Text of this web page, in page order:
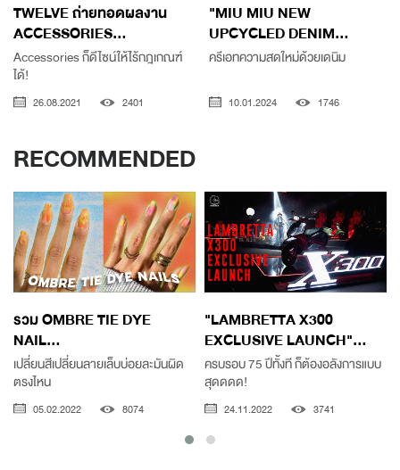
TWELVE ถ่ายทอดผลงาน
ACCESSORIES...
Accessories ก็ดีไซน์ให้ไร้กฎเกณฑ์
ได้!
26.08.2021 2401
"MIU MIU NEW
UPCYCLED DENIM...
ครีเอทความสดใหม่ด้วยเดนิม
10.01.2024 1746
RECOMMENDED
รวม OMBRE TIE DYE
NAIL...
เปลี่ยนสีเปลี่ยนลายเล็บบ่อยละมันผิด
ตรงไหน
05.02.2022 8074
"LAMBRETTA X300
EXCLUSIVE LAUNCH"...
ครบรอบ 75 ปีทั้งที ก็ต้องอลังการแบบ
สุดดดด!
24.11.2022 3741